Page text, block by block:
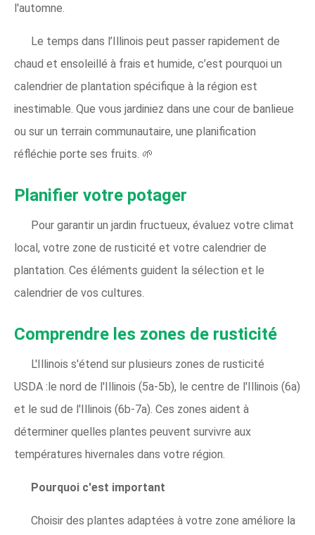
l'automne.
Le temps dans l’Illinois peut passer rapidement de
chaud et ensoleillé à frais et humide, c’est pourquoi un
calendrier de plantation spécifique à la région est
inestimable. Que vous jardiniez dans une cour de banlieue
ou sur un terrain communautaire, une planification
réfléchie porte ses fruits. 🌱
Planifier votre potager
Pour garantir un jardin fructueux, évaluez votre climat
local, votre zone de rusticité et votre calendrier de
plantation. Ces éléments guident la sélection et le
calendrier de vos cultures.
Comprendre les zones de rusticité
L'Illinois s'étend sur plusieurs zones de rusticité
USDA :le nord de l'Illinois (5a-5b), le centre de l'Illinois (6a)
et le sud de l'Illinois (6b-7a). Ces zones aident à
déterminer quelles plantes peuvent survivre aux
températures hivernales dans votre région.
Pourquoi c'est important
Choisir des plantes adaptées à votre zone améliore la